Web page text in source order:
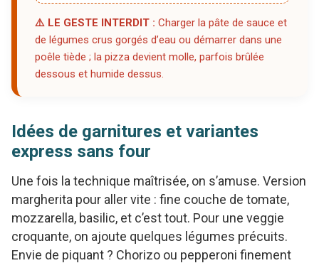
⚠️ LE GESTE INTERDIT : Charger la pâte de sauce et
de légumes crus gorgés d’eau ou démarrer dans une
poêle tiède ; la pizza devient molle, parfois brûlée
dessous et humide dessus.
Idées de garnitures et variantes
express sans four
Une fois la technique maîtrisée, on s’amuse. Version
margherita pour aller vite : fine couche de tomate,
mozzarella, basilic, et c’est tout. Pour une veggie
croquante, on ajoute quelques légumes précuits.
Envie de piquant ? Chorizo ou pepperoni finement